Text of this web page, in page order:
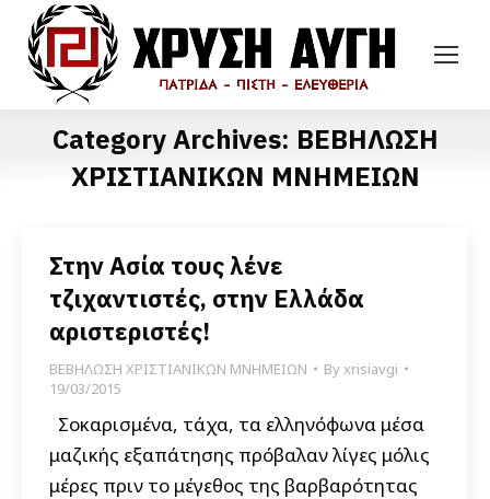
Category Archives: ΒΕΒΗΛΩΣΗ
ΧΡΙΣΤΙΑΝΙΚΩΝ ΜΝΗΜΕΙΩΝ
Στην Ασία τους λένε
τζιχαντιστές, στην Ελλάδα
αριστεριστές!
ΒΕΒΗΛΩΣΗ ΧΡΙΣΤΙΑΝΙΚΩΝ ΜΝΗΜΕΙΩΝ Byxrisiavgi
19/03/2015
Σοκαρισμένα, τάχα, τα ελληνόφωνα μέσα
μαζικής εξαπάτησης πρόβαλαν λίγες μόλις
μέρες πριν το μέγεθος της βαρβαρότητας